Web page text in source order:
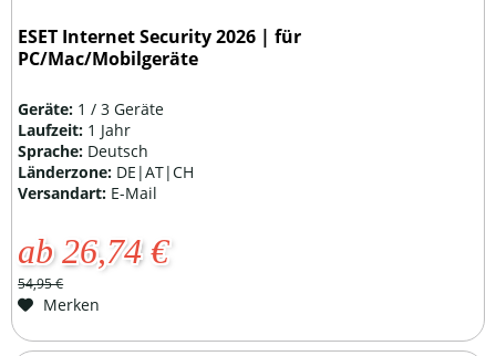
ESET Internet Security 2026 | für
PC/Mac/Mobilgeräte
Geräte: 1 / 3 Geräte
Laufzeit: 1 Jahr
Sprache: Deutsch
Länderzone: DE|AT|CH
Versandart: E-Mail
ab 26,74 €
54,95 €
Merken